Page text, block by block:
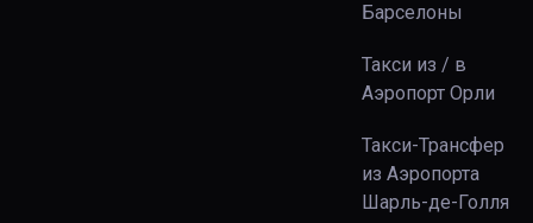
Барселоны
Такси из / в
Аэропорт Орли
Такси-Трансфер
из Аэропорта
Шарль-де-Голля